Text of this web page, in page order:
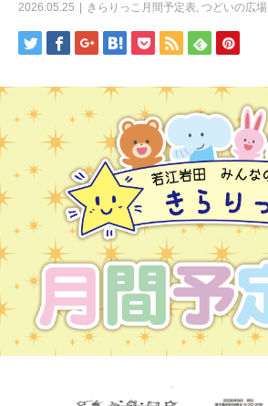
2026.05.25 きらりっこ月間予定表, つどいの広場